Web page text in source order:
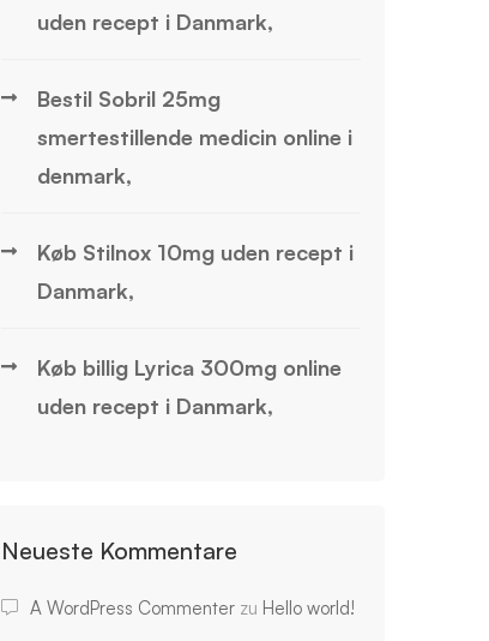
uden recept i Danmark,
Bestil Sobril 25mg
smertestillende medicin online i
denmark,
Køb Stilnox 10mg uden recept i
Danmark,
Køb billig Lyrica 300mg online
uden recept i Danmark,
Neueste Kommentare
A WordPress Commenter zu Hello world!